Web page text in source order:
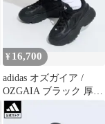
¥ 16,700
adidas オズガイア /
OZGAIA ブラック 厚底
スニーカー 28cm